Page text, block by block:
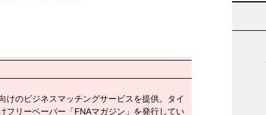
けのビジネスマッチングサービスを提供。タイ
フリーペーパー「FNAマガジン」を発行してい